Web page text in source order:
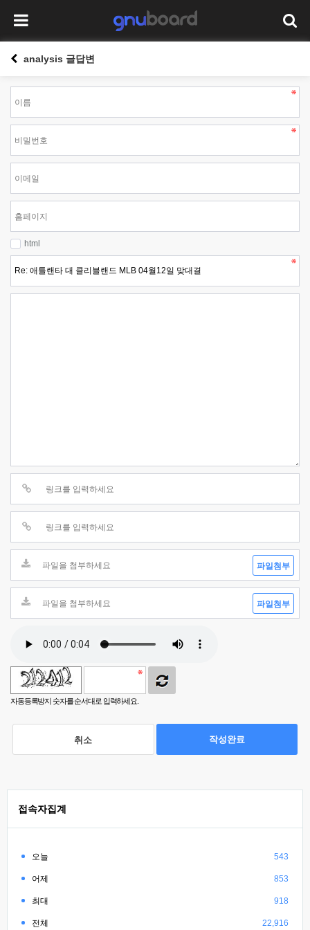
analysis 글답변
html
파일첨부
파일첨부
자동등록방지 숫자를 순서대로 입력하세요.
취소 작성완료
접속자집계
오늘 543
어제 853
최대 918
전체 22,916